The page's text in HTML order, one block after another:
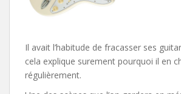
Il avait l’habitude de fracasser ses
cela explique surement pourquoi il en
régulièrement.